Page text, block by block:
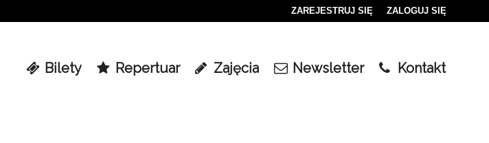
ZAREJESTRUJ SIĘ ZALOGUJ SIĘ
Bilety Repertuar Zajęcia Newsletter Kontakt